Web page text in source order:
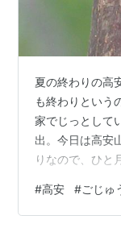
夏の終わりの高
も終わりという
家でじっとして
出。今日は高安
りなので、ひと
で歩く。空気の
ミの声が変わっ
#高安 #ごじゅ